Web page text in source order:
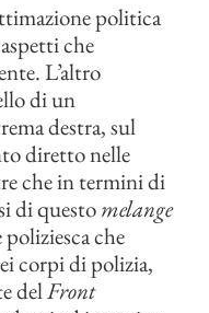
politica
che
L’altro
di un
destra, sul
diretto nelle
che in termini di
di questomelange
che
corpi di polizia,
delFront